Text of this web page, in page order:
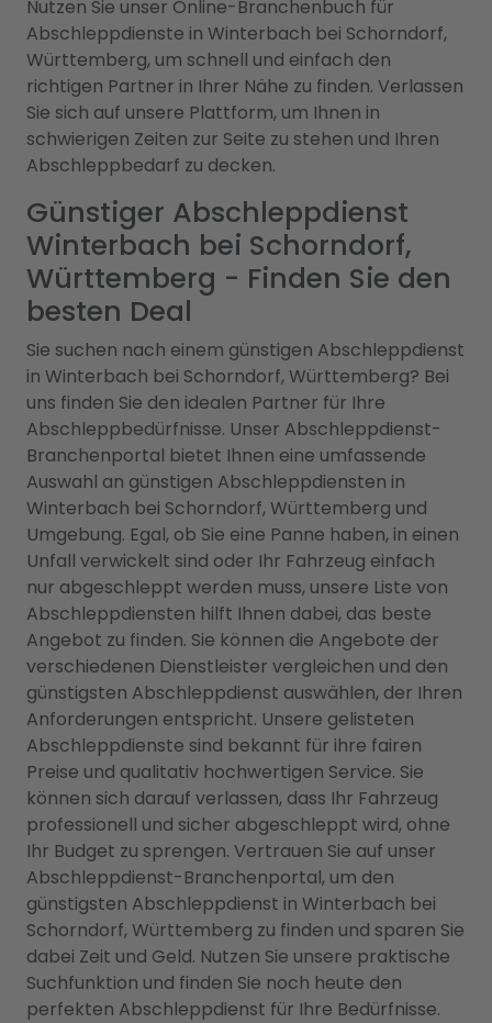
Nutzen Sie unser Online-Branchenbuch für
Abschleppdienste in Winterbach bei Schorndorf,
Württemberg, um schnell und einfach den
richtigen Partner in Ihrer Nähe zu finden. Verlassen
Sie sich auf unsere Plattform, um Ihnen in
schwierigen Zeiten zur Seite zu stehen und Ihren
Abschleppbedarf zu decken.
Günstiger Abschleppdienst
Winterbach bei Schorndorf,
Württemberg - Finden Sie den
besten Deal
Sie suchen nach einem günstigen Abschleppdienst
in Winterbach bei Schorndorf, Württemberg? Bei
uns finden Sie den idealen Partner für Ihre
Abschleppbedürfnisse. Unser Abschleppdienst-
Branchenportal bietet Ihnen eine umfassende
Auswahl an günstigen Abschleppdiensten in
Winterbach bei Schorndorf, Württemberg und
Umgebung. Egal, ob Sie eine Panne haben, in einen
Unfall verwickelt sind oder Ihr Fahrzeug einfach
nur abgeschleppt werden muss, unsere Liste von
Abschleppdiensten hilft Ihnen dabei, das beste
Angebot zu finden. Sie können die Angebote der
verschiedenen Dienstleister vergleichen und den
günstigsten Abschleppdienst auswählen, der Ihren
Anforderungen entspricht. Unsere gelisteten
Abschleppdienste sind bekannt für ihre fairen
Preise und qualitativ hochwertigen Service. Sie
können sich darauf verlassen, dass Ihr Fahrzeug
professionell und sicher abgeschleppt wird, ohne
Ihr Budget zu sprengen. Vertrauen Sie auf unser
Abschleppdienst-Branchenportal, um den
günstigsten Abschleppdienst in Winterbach bei
Schorndorf, Württemberg zu finden und sparen Sie
dabei Zeit und Geld. Nutzen Sie unsere praktische
Suchfunktion und finden Sie noch heute den
perfekten Abschleppdienst für Ihre Bedürfnisse.